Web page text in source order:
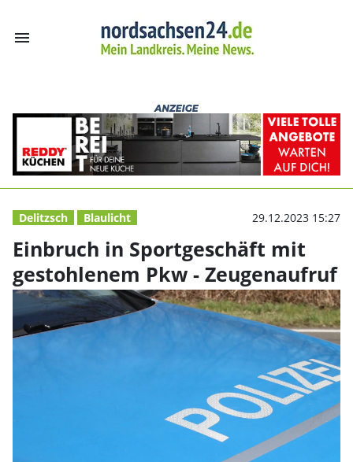
menu Einbruch in
Delitzsch Blaulicht 29.12.2023 15:27
Einbruch in Sportgeschäft mit
gestohlenem Pkw - Zeugenaufruf